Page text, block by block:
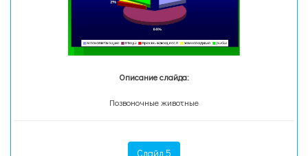
Описание слайда:
Позвоночные животные
Слайд 5